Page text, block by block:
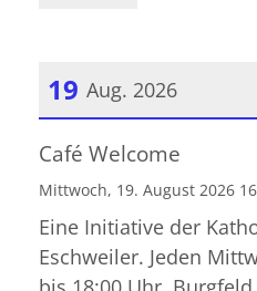
19 Aug. 2026
Datum: 19. August 2026
Café Welcome
Mittwoch, 19. August 2026
Eine Initiative der
Eschweiler. Jeden